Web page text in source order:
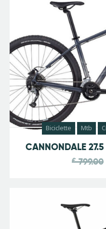
20%
Biciclette Mtb
CANNONDALE
€ 799.00